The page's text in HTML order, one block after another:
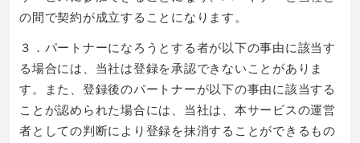
の間で契約が成立することになります。
３．パートナーになろうとする者が以下の事由に該当す
る場合には、当社は登録を承認できないことがありま
す。また、登録後のパートナーが以下の事由に該当する
ことが認められた場合には、当社は、本サービスの運営
者としての判断により登録を抹消することができるもの